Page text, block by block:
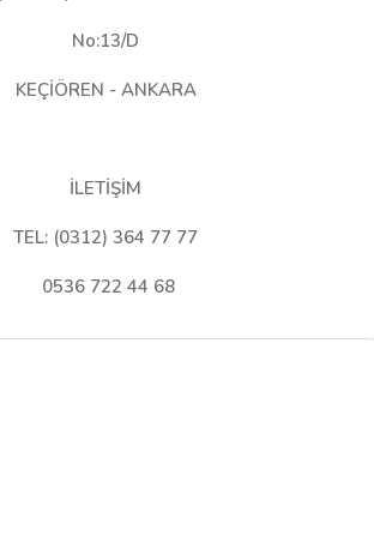
No:13/D
KEÇİÖREN - ANKARA
İLETİŞİM
TEL: (0312) 364 77 77
0536 722 44 68